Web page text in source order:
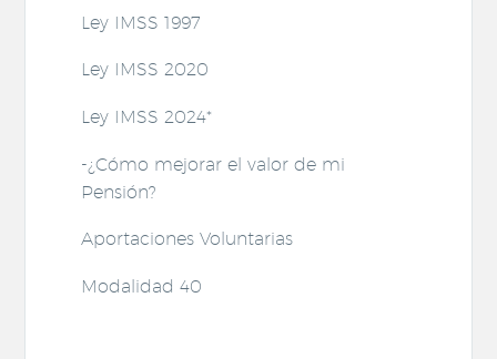
Ley IMSS 1997
Ley IMSS 2020
Ley IMSS 2024*
-¿Cómo mejorar el valor de mi
Pensión?
Aportaciones Voluntarias
Modalidad 40